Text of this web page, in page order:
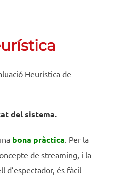
Heurística de
del sistema.
bona pràctica . Per la
de streaming, i la
d’espectador, és fàcil